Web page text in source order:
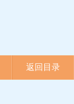
返回目录